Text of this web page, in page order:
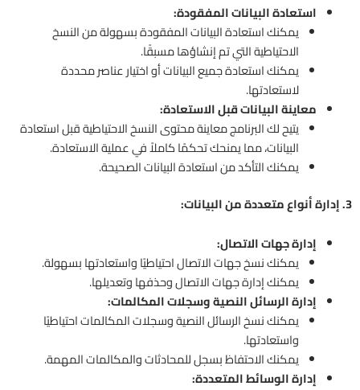
استعادة البيانات المفقودة:
يمكنك استعادة البيانات المفقودة بسهولة من النسخ
الاحتياطية التي تم إنشاؤها مسبقًا.
يمكنك استعادة جميع البيانات أو اختيار عناصر محددة
لاستعادتها.
معاينة البيانات قبل الاستعادة:
يتيح لك البرنامج معاينة محتوى النسخ الاحتياطية قبل استعادة
البيانات، مما يمنحك تحكمًا كاملاً في عملية الاستعادة.
يمكنك التأكد من استعادة البيانات الصحيحة.
3. إدارة أنواع متعددة من البيانات:
إدارة جهات الاتصال:
يمكنك نسخ جهات الاتصال احتياطيًا واستعادتها بسهولة.
يمكنك إدارة جهات الاتصال وحذفها وتعديلها.
إدارة الرسائل النصية وسجلات المكالمات:
يمكنك نسخ الرسائل النصية وسجلات المكالمات احتياطيًا
واستعادتها.
يمكنك الاحتفاظ بسجل للمحادثات والمكالمات المهمة.
إدارة الوسائط المتعددة: